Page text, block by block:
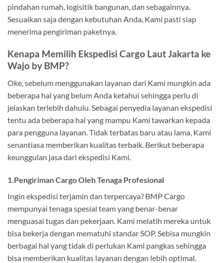
pindahan rumah, logisitik bangunan, dan sebagainnya.
Sesuaikan saja dengan kebutuhan Anda, Kami pasti siap
menerima pengiriman paketnya.
Kenapa Memilih Ekspedisi Cargo Laut Jakarta ke
Wajo by BMP?
Oke, sebelum menggunakan layanan dari Kami mungkin ada
beberapa hal yang belum Anda ketahui sehingga perlu di
jelaskan terlebih dahulu. Sebagai penyedia layanan ekspedisi
tentu ada beberapa hal yang mampu Kami tawarkan kepada
para pengguna layanan. Tidak terbatas baru atau lama, Kami
senantiasa memberikan kualitas terbaik. Berikut beberapa
keunggulan jasa dari ekspedisi Kami.
1.Pengiriman Cargo Oleh Tenaga Profesional
Ingin ekspedisi terjamin dan terpercaya? BMP Cargo
mempunyai tenaga spesial team yang benar-benar
menguasai tugas dan pekerjaan. Kami melatih mereka untuk
bisa bekerja dengan mematuhi standar SOP. Sebisa mungkin
berbagai hal yang tidak di perlukan Kami pangkas sehingga
bisa memberikan kualitas layanan dengan lebih optimal.